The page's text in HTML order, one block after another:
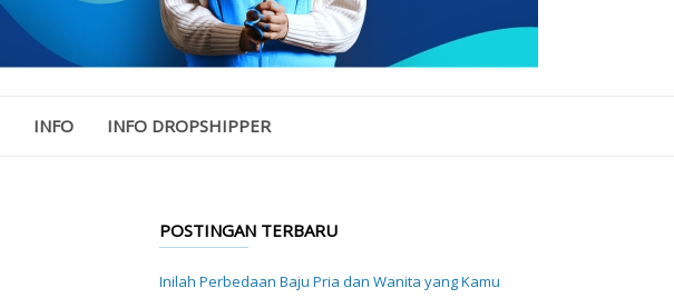
INFO INFO DROPSHIPPER
POSTINGAN TERBARU
Inilah Perbedaan Baju Pria dan Wanita yang Kamu